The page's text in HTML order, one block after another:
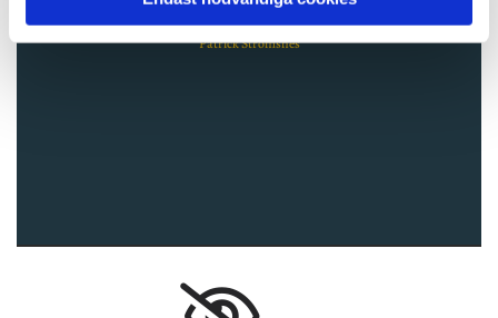
kunnig personal. "
Patrick Strömsnes